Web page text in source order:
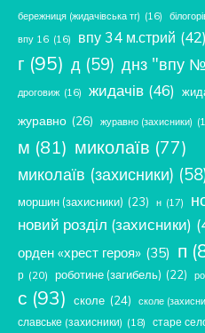
бережниця (жидачівська тг) (16)
впу 16 (16) впу 34 м.стрий (42)
г (95) д (59) днз "впу
дроговиж (16) жидачів (46)
журавно (26) журавно (захисники)
м (81) миколаїв (77)
миколаїв (захисники)
моршин (захисники) (23) н (17)
новий розділ (захисники)
орден «хрест героя» (35) п
р (20) роботине (загибель) (22)
с (93) сколе (24) сколе
славське (захисники) (18) старе